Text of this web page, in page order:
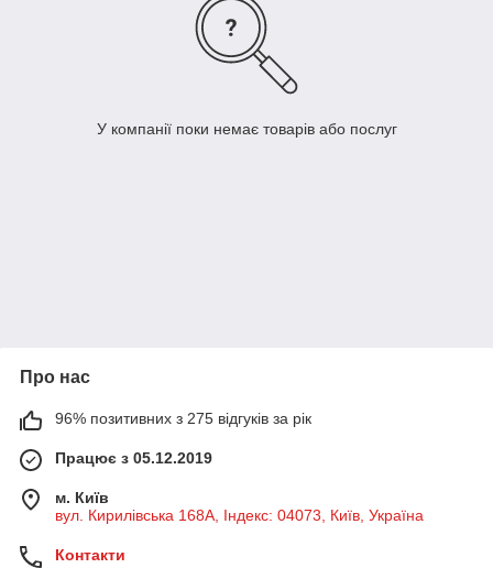
У компанії поки немає товарів або послуг
Про нас
96% позитивних з 275 відгуків за рік
Працює з 05.12.2019
м. Київ
вул. Кирилівська 168A, Індекс: 04073, Київ, Україна
Контакти